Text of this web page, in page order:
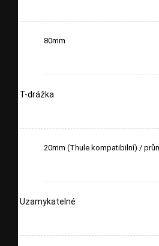
80mm
T-drážka
20mm (Thule kompatibilní) /
Uzamykatelné